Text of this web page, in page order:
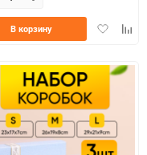
Добавить
В корзину